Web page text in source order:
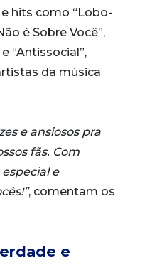
hits como “Lobo-
é Sobre Você”,
“Antissocial”,
da música
e ansiosos pra
fãs. Com
e
, comentam os
e